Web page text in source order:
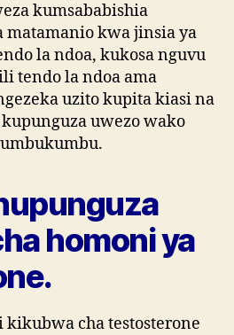
kumsababishia
matamanio kwa jinsia ya
la ndoa, kukosa nguvu
tendo la ndoa ama
uzito kupita kiasi na
uwezo wako
homoni ya
kikubwa cha testosterone